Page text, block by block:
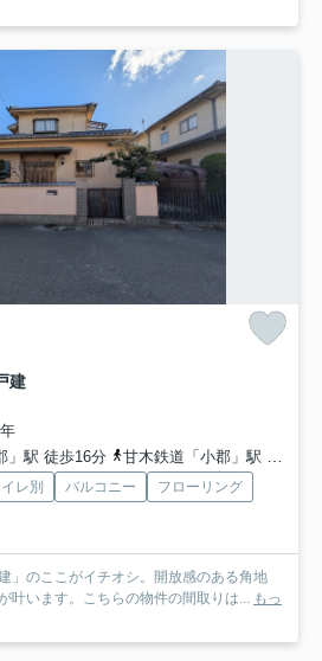
建
」駅 徒歩16分
甘木鉄道「小郡」駅 徒歩18分
レ別 バルコニー
フローリング
」のここがイチオシ。開放感のある角地
叶います。こちらの物件の間取りは... もっ